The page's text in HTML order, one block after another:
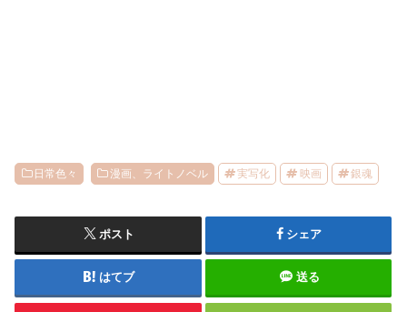
日常色々 漫画、ライトノベル 実写化 映画 銀魂
ポスト シェア
はてブ 送る